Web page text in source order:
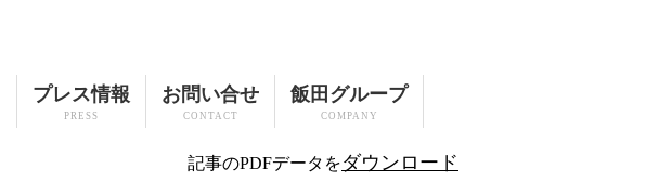
プレス情報
PRESS
お問い合せ
CONTACT
飯田グループ
COMPANY
記事のPDFデータをダウンロード